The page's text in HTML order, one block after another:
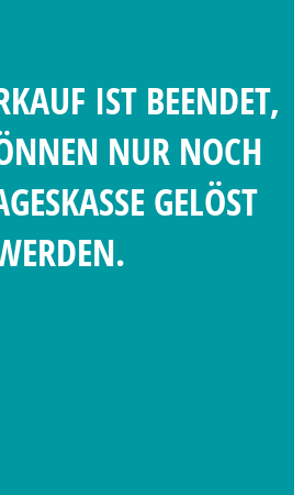
IST BEENDET,
NUR NOCH
GELÖST